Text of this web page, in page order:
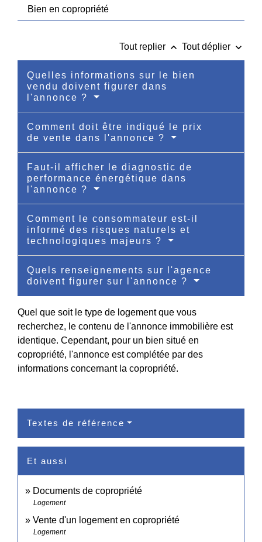
Bien en copropriété
Tout replier keyboard_arrow_up Tout déplier keyboard_arrow_down
Quelles informations sur le bien
vendu doivent figurer dans
l'annonce ?
Comment doit être indiqué le prix
de vente dans l'annonce ?
Faut-il afficher le diagnostic de
performance énergétique dans
l'annonce ?
Comment le consommateur est-il
informé des risques naturels et
technologiques majeurs ?
Quels renseignements sur l'agence
doivent figurer sur l'annonce ?
Quel que soit le type de logement que vous
recherchez, le contenu de l'annonce immobilière est
identique. Cependant, pour un bien situé en
copropriété, l'annonce est complétée par des
informations concernant la copropriété.
Textes de référence
Et aussi
Documents de copropriété
Logement
Vente d'un logement en copropriété
Logement